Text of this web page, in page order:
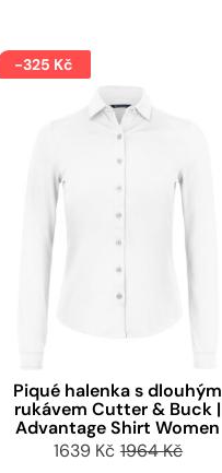
-325 Kč
Piqué halenka s dlouhým
rukávem Cutter & Buck |
Advantage Shirt Women
1639 Kč 1964 Kč